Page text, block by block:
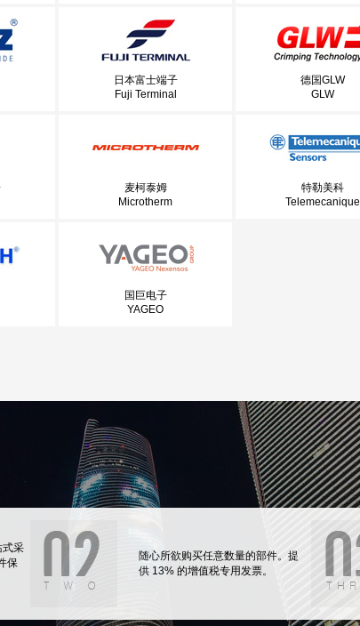
日本富士端子
Fuji Terminal
德国GLW
GLW
麦柯泰姆
Microtherm
特勒美科
Telemecanique
国巨电子
YAGEO
式采
保
随心所欲购买任意数量的部件。提
供 13% 的增值税专用发票。